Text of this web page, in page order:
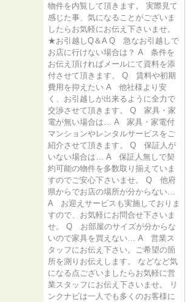
物件を内覧して頂きます。 実際見て
感じた事、気になることがございま
したらお気軽にお伝え下さいませ。
★お引越しQ＆A Q 急なお引越しで
お店に行けない場合は？ A 条件を
お伝え頂ければメールにて資料を添
付させて頂きます。 Q 賃料や初期
費用を抑えたい A 他社様より安
く、お引越しが出来るように全力で
交渉させて頂きます。 Q 家具・家
電が無い場合は… A 家具・家電付
マンションやレンタルサービスをご
紹介させて頂きます。 Q 保証人が
いない場合は… A 保証人無しで契
約可能の物件を多数取り揃えていま
すのでご安心下さいませ。 Q 他府
県からでお店の場所が分からない…
A お迎えサービスも実施しておりま
すので、お気軽にお問合せ下さいま
せ。 Q お部屋のサイズが分からな
いので家具を買えない… A 営業ス
タッフにお伝え下さい。ご希望の箇
所を測りお伝えします。 などなど気
になる点ございましたらお気軽に営
業スタッフにお伝え下さいませ。 リ
ンクナビは一人でも多くのお客様に